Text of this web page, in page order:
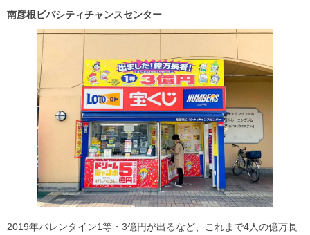
南彦根ビバシティチャンスセンター
2019年バレンタイン1等・3億円が出るなど、これまで4人の億万長